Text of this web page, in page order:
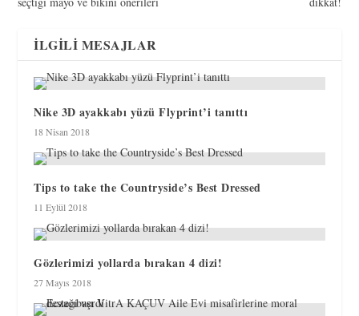
İLGILI MESAJLAR
Nike 3D ayakkabı yüzü Flyprint’i tanıttı
18 Nisan 2018
Tips to take the Countryside’s Best Dressed
11 Eylül 2018
Gözlerimizi yollarda bırakan 4 dizi!
27 Mayıs 2018